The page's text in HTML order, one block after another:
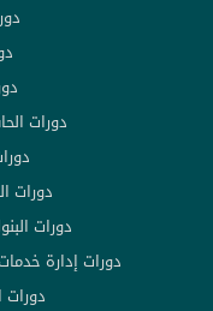
دورات
دورات
دورات
دورات إدارة
دورات